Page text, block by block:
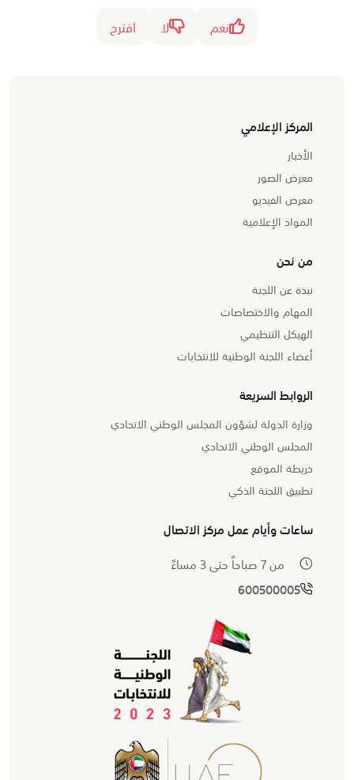
نعم
لا اقترح
المركز الإعلامي
الأخبار
معرض الصور
معرض الفيديو
المواد الإعلامية
من نحن
نبذة عن اللجنة
المهام والاختصاصات
الهيكل التنظيمي
أعضاء اللجنة الوطنية للانتخابات
الروابط السريعة
وزارة الدولة لشؤون المجلس الوطني الاتحادي
المجلس الوطني الاتحادي
خريطة الموقع
تطبيق اللجنة الذكي
ساعات وأيام عمل مركز الاتصال
من 7 صباحاً حتى 3 مساءً
600500005